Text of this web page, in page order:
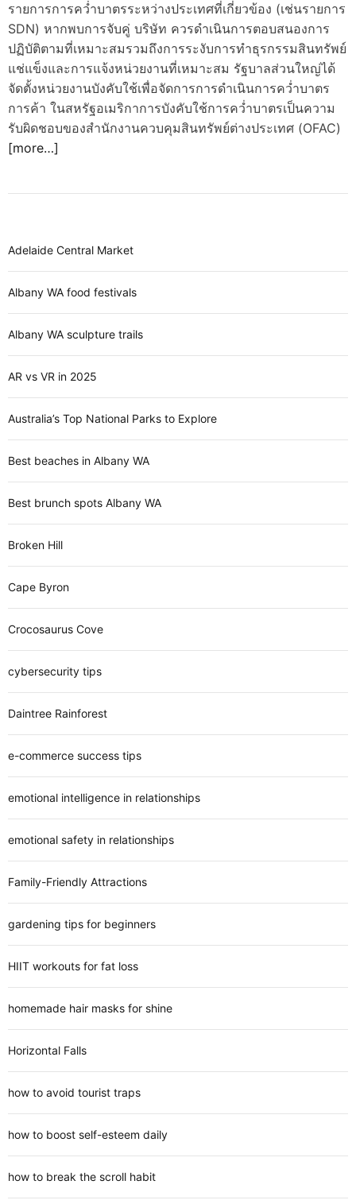
รายการการคว่ำบาตรระหว่างประเทศที่เกี่ยวข้อง (เช่นรายการ
SDN) หากพบการจับคู่ บริษัท ควรดำเนินการตอบสนองการ
ปฏิบัติตามที่เหมาะสมรวมถึงการระงับการทำธุรกรรมสินทรัพย์
แช่แข็งและการแจ้งหน่วยงานที่เหมาะสม รัฐบาลส่วนใหญ่ได้
จัดตั้งหน่วยงานบังคับใช้เพื่อจัดการการดำเนินการคว่ำบาตร
การค้า ในสหรัฐอเมริกาการบังคับใช้การคว่ำบาตรเป็นความ
รับผิดชอบของสำนักงานควบคุมสินทรัพย์ต่างประเทศ (OFAC)
[more…]
Adelaide Central Market
Albany WA food festivals
Albany WA sculpture trails
AR vs VR in 2025
Australia’s Top National Parks to Explore
Best beaches in Albany WA
Best brunch spots Albany WA
Broken Hill
Cape Byron
Crocosaurus Cove
cybersecurity tips
Daintree Rainforest
e-commerce success tips
emotional intelligence in relationships
emotional safety in relationships
Family-Friendly Attractions
gardening tips for beginners
HIIT workouts for fat loss
homemade hair masks for shine
Horizontal Falls
how to avoid tourist traps
how to boost self-esteem daily
how to break the scroll habit